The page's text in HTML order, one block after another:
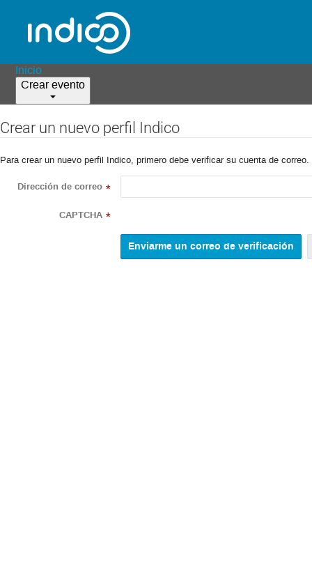
Inicio
Crear evento
Crear un nuevo perfil Indico
Para crear un nuevo perfil Indico, primero debe verificar su cuenta de correo.
Dirección de correo *
CAPTCHA *